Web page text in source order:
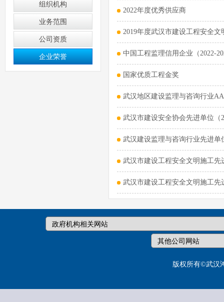
组织机构
业务范围
公司资质
企业荣誉
2022年度优秀供应商
2019年度武汉市建设工程安全文
中国工程监理信用企业（2022-
国家优质工程金奖
武汉地区建设监理与咨询行业
武汉市建设安全协会先进单位（
武汉建设监理与咨询行业先进单
武汉市建设工程安全文明施工先
武汉市建设工程安全文明施工先
版权所有©武汉